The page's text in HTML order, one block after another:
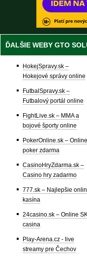
ĎALŠIE WEBY GTO
HokejSpravy.sk –
Hokejové správy online
FutbalSpravy.sk –
Futbalový portál online
FightLive.sk – MMA a
bojové športy online
PokerOnline.sk – Online
poker zdarma
CasinoHryZdarma.sk –
Casino hry zadarmo
777.sk – Najlepšie
kasína
24casino.sk – Online
casina
Play-Arena.cz - live
streamy pre Čechov